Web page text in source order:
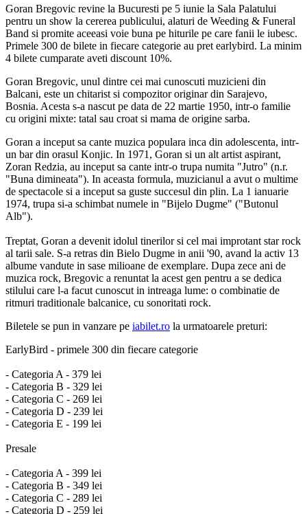
Goran Bregovic revine la Bucuresti pe 5 iunie la Sala Palatului
pentru un show la cererea publicului, alaturi de Weeding & Funeral
Band si promite aceeasi voie buna pe hiturile pe care fanii le iubesc.
Primele 300 de bilete in fiecare categorie au pret earlybird. La minim
4 bilete cumparate aveti discount 10%.
Goran Bregovic, unul dintre cei mai cunoscuti muzicieni din
Balcani, este un chitarist si compozitor originar din Sarajevo,
Bosnia. Acesta s-a nascut pe data de 22 martie 1950, intr-o familie
cu origini mixte: tatal sau croat si mama de origine sarba.
Goran a inceput sa cante muzica populara inca din adolescenta, intr-
un bar din orasul Konjic. In 1971, Goran si un alt artist aspirant,
Zoran Redzia, au inceput sa cante intr-o trupa numita "Jutro" (n.r.
"Buna dimineata"). In aceasta formula, muzicianul a avut o multime
de spectacole si a inceput sa guste succesul din plin. La 1 ianuarie
1974, trupa si-a schimbat numele in "Bijelo Dugme" ("Butonul
Alb").
Treptat, Goran a devenit idolul tinerilor si cel mai improtant star rock
al tarii sale. S-a retras din Bielo Dugme in anii '90, avand la activ 13
albume vandute in sase milioane de exemplare. Dupa zece ani de
muzica rock, Bregovic a renuntat la acest gen pentru a se dedica
stilului care l-a facut cunoscut in intreaga lume: o combinatie de
ritmuri traditionale balcanice, cu sonoritati rock.
Biletele se pun in vanzare pe iabilet.ro la urmatoarele preturi:
EarlyBird - primele 300 din fiecare categorie
- Categoria A - 379 lei
- Categoria B - 329 lei
- Categoria C - 269 lei
- Categoria D - 239 lei
- Categoria E - 199 lei
Presale
- Categoria A - 399 lei
- Categoria B - 349 lei
- Categoria C - 289 lei
- Categoria D - 259 lei